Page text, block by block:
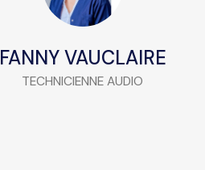
FANNY VAUCLAIRE
TECHNICIENNE AUDIO